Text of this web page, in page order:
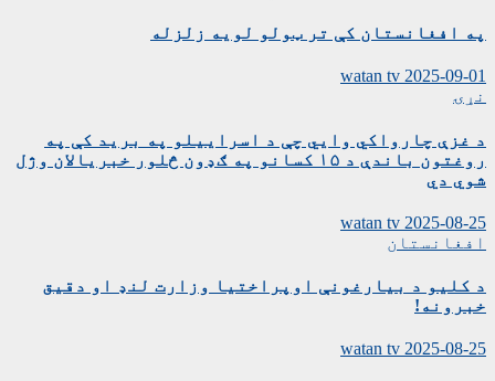
په افغانستان کې تر ټولو لویه زلزله
2025-09-01
watan tv
نړۍ
د غزې چارواکي وايي چې د اسراییلو په برید کې په
روغتون باندې د ۱۵ کسانو په ګډون څلور خبریالان وژل
شوي دي
2025-08-25
watan tv
افغانستان
د کلیو د بیارغونې اوپراختیا وزارت لنډ او دقیق
خبرونه!
2025-08-25
watan tv